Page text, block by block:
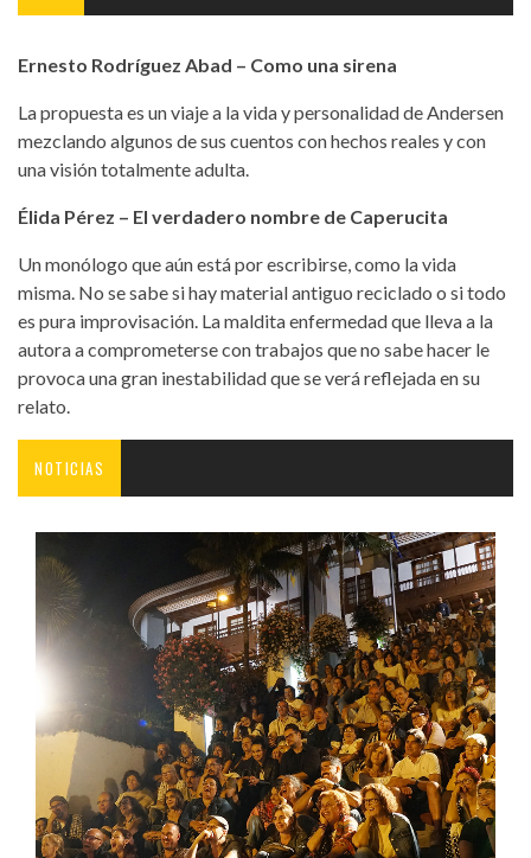
Ernesto Rodríguez Abad – Como una sirena
La propuesta es un viaje a la vida y personalidad de Andersen
mezclando algunos de sus cuentos con hechos reales y con
una visión totalmente adulta.
Élida Pérez – El verdadero nombre de Caperucita
Un monólogo que aún está por escribirse, como la vida
misma. No se sabe si hay material antiguo reciclado o si todo
es pura improvisación. La maldita enfermedad que lleva a la
autora a comprometerse con trabajos que no sabe hacer le
provoca una gran inestabilidad que se verá reflejada en su
relato.
NOTICIAS